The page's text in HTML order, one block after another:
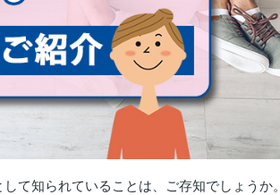
て知られていることは、ご存知でしょうか。